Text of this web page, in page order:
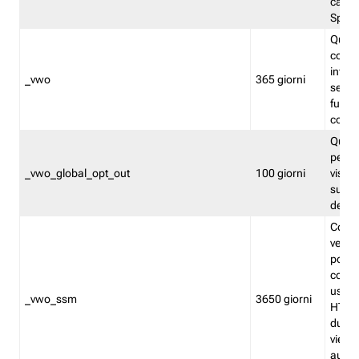
Split
_vwo 365 giorni
_vwo_global_opt_out 100 giorni
su
_vwo_ssm 3650 giorni
viene